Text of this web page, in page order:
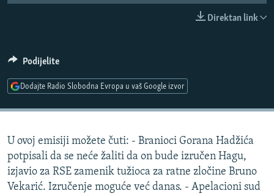
SPECIJALI RSE
VIŠE OD NASLOVA
TV LIBERTY
POST SCRIPTUM
MOJA EVROPA
PRATITE NAS
Sve RFE/RL stranice
Direktan link
Podijelite
Dodajte Radio Slobodna Evropa u vaš Google izvor
U ovoj emisiji možete čuti: - Branioci Gorana Hadžića
potpisali da se neće žaliti da on bude izručen Hagu,
izjavio za RSE zamenik tužioca za ratne zločine Bruno
Vekarić. Izručenje moguće već danas. - Apelacioni sud